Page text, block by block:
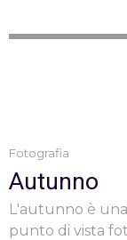
Fotografia
Autunno
L'autunno è
punto di vista